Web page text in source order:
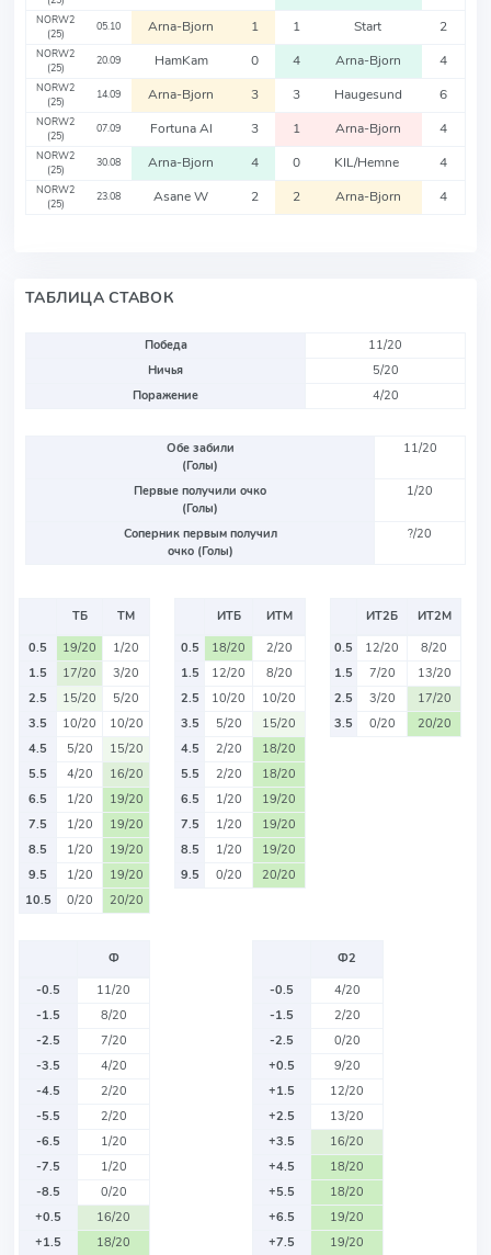
NORW2
(25)
05.10 Arna-Bjorn 1 1 Start 2
NORW2
(25)
20.09 HamKam 0 4 Arna-Bjorn 4
NORW2
(25)
14.09 Arna-Bjorn 3 3 Haugesund 6
NORW2
(25)
07.09 Fortuna Al 3 1 Arna-Bjorn 4
NORW2
(25)
30.08 Arna-Bjorn 4 0 KIL/Hemne 4
NORW2
(25)
23.08 Asane W 2 2 Arna-Bjorn 4
ТАБЛИЦА СТАВОК
Победа
11/20
Ничья
5/20
Поражение
4/20
Обе забили
(Голы)
11/20
Первые получили очко
(Голы)
1/20
Соперник первым получил
очко (Голы)
?/20
ТБ
ТМ
0.5
19/20
1/20
1.5
17/20
3/20
2.5
15/20
5/20
3.5
10/20
10/20
4.5
5/20
15/20
5.5
4/20
16/20
6.5
1/20
19/20
7.5
1/20
19/20
8.5
1/20
19/20
9.5
1/20
19/20
10.5
0/20 20/20
ИТБ
ИТМ
0.5
18/20
2/20
1.5
12/20
8/20
2.5
10/20
10/20
3.5
5/20
15/20
4.5
2/20
18/20
5.5
2/20
18/20
6.5
1/20
19/20
7.5
1/20
19/20
8.5
1/20
19/20
9.5
0/20 20/20
ИТ2Б
ИТ2М
0.5
12/20
8/20
1.5
7/20
13/20
2.5
3/20
17/20
3.5
0/20 20/20
Ф
-0.5
11/20
-1.5
8/20
-2.5
7/20
-3.5
4/20
-4.5
2/20
-5.5
2/20
-6.5
1/20
-7.5
1/20
-8.5
0/20
+0.5
16/20
+1.5
18/20
Ф2
-0.5
4/20
-1.5
2/20
-2.5
0/20
+0.5
9/20
+1.5
12/20
+2.5
13/20
+3.5
16/20
+4.5
18/20
+5.5
18/20
+6.5
19/20
+7.5
19/20